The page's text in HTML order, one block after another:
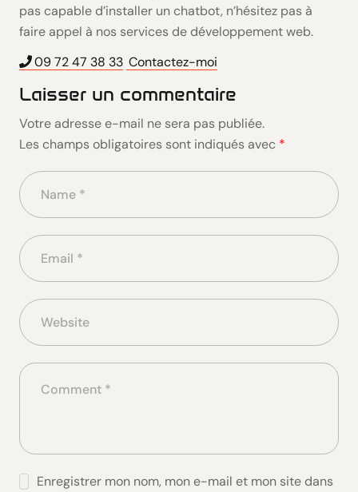
pas capable d’installer un chatbot, n’hésitez pas à
faire appel à nos services de développement web.
09 72 47 38 33 Contactez-moi
Laisser un commentaire
Votre adresse e-mail ne sera pas publiée.
Les champs obligatoires sont indiqués avec *
Enregistrer mon nom, mon e-mail et mon site dans